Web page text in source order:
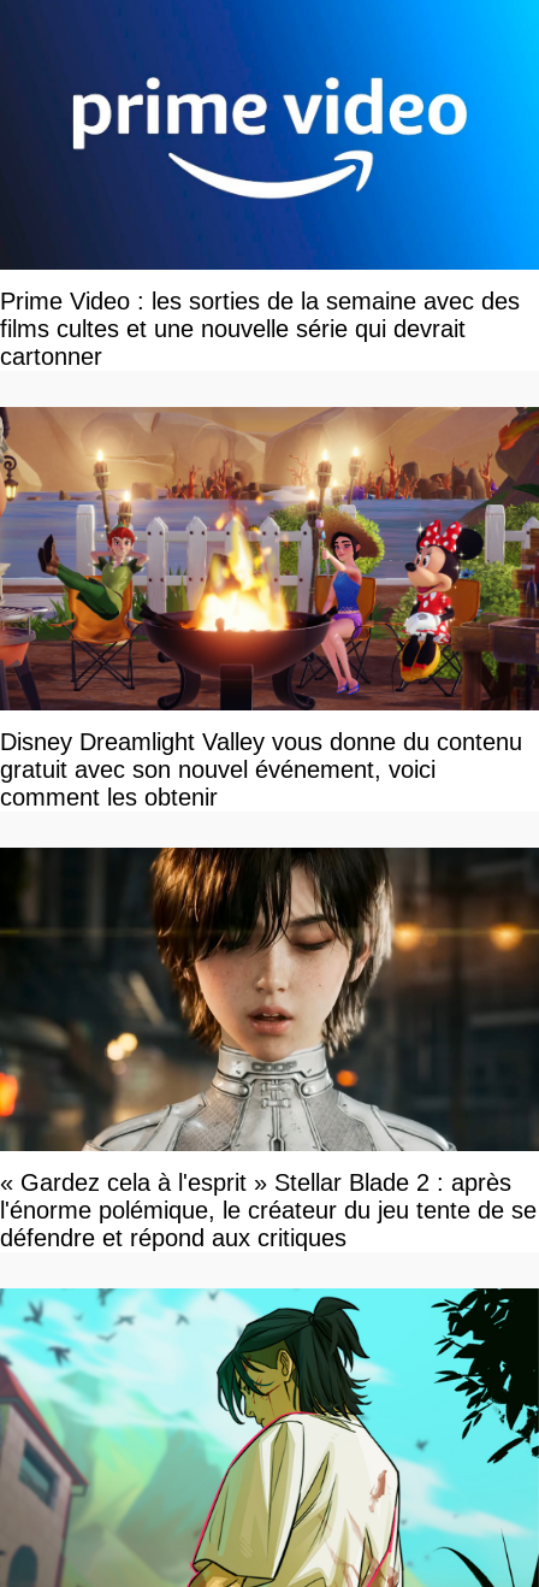
Prime Video : les sorties de la semaine avec des
films cultes et une nouvelle série qui devrait
cartonner
Disney Dreamlight Valley vous donne du contenu
gratuit avec son nouvel événement, voici
comment les obtenir
« Gardez cela à l'esprit » Stellar Blade 2 : après
l'énorme polémique, le créateur du jeu tente de se
défendre et répond aux critiques